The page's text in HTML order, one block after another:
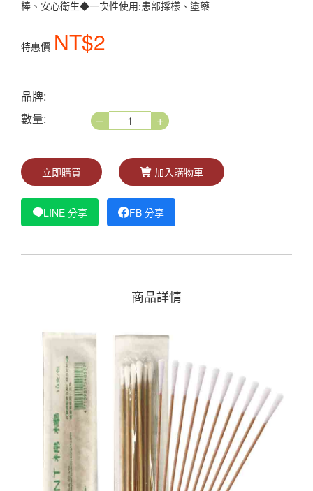
棒、安心衛生◆一次性使用:患部採樣、塗藥
特惠價 NT$2
品牌:
數量:
– +
立即購買 加入購物車
LINE 分享 FB 分享
商品詳情